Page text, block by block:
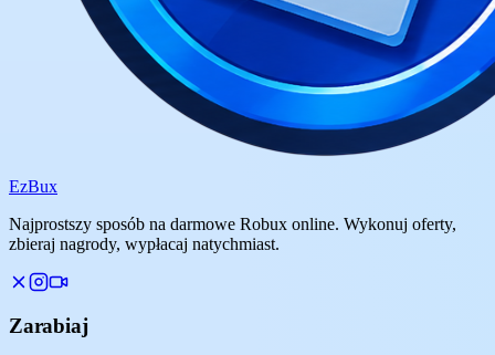
EzBux
Najprostszy sposób na darmowe Robux online. Wykonuj oferty,
zbieraj nagrody, wypłacaj natychmiast.
Zarabiaj